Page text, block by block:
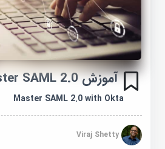
آموزش Master SAML 2.0 با Okta
Master SAML 2.0 with Okta
Viraj Shetty